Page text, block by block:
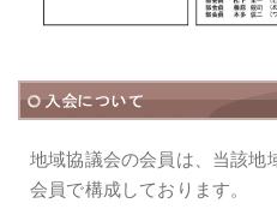
地域協議会の会員は、当該地
会員で構成しております。